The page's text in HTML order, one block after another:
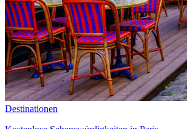
Destinationen